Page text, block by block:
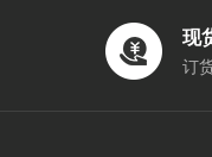
现
订